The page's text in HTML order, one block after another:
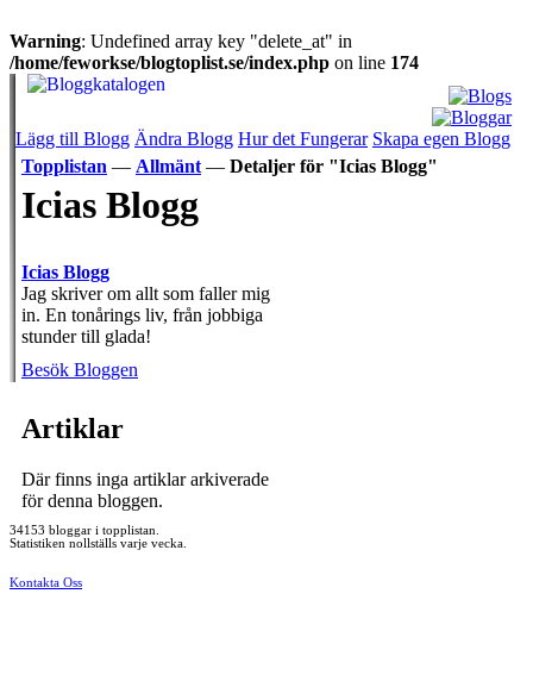
Warning: Undefined array key "delete_at" in
/home/feworkse/blogtoplist.se/index.php on line 174
Lägg till Blogg Ändra Blogg Hur det Fungerar Skapa egen Blogg
Topplistan — Allmänt — Detaljer för "Icias Blogg"
Icias Blogg
Icias Blogg
Jag skriver om allt som faller mig
in. En tonårings liv, från jobbiga
stunder till glada!
Besök Bloggen
Artiklar
Där finns inga artiklar arkiverade
för denna bloggen.
34153 bloggar i topplistan.
Statistiken nollställs varje vecka.
Kontakta Oss